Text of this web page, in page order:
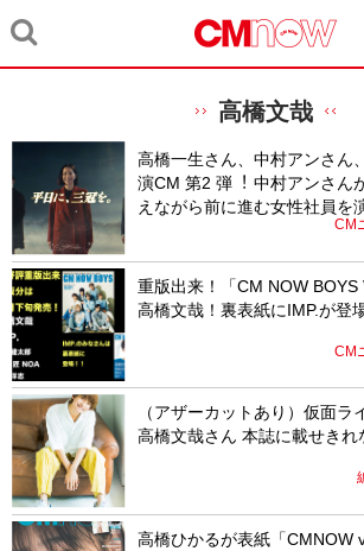
高橋文哉
⾼橋⼀⽣さん、中村アンさん
演CM 第2 弾︕ 中村アンさん
えながら前に進む⼥性社員を
CM
重版出来！「CM NOW BOYS
高橋文哉！裏表紙にIMP.が登
CM
（アザーカットあり）仮面
高橋文哉さん 本誌に載せきれ
高橋ひかるが表紙「CMNOW